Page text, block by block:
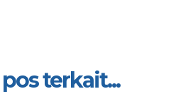
pos terkait...